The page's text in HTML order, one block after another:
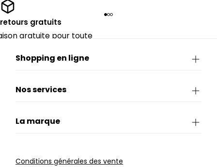
gratuits
gratuite pour toute
Shopping en ligne
Nos services
La marque
Conditions générales des vente